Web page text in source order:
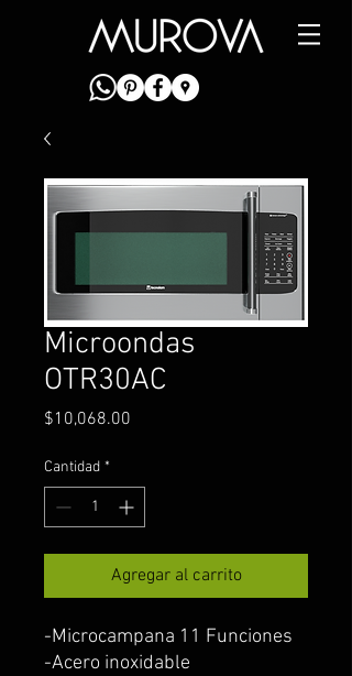
Microondas
OTR30AC
$10,068.00
Cantidad *
Agregar al carrito
-Microcampana 11 Funciones
-Acero inoxidable